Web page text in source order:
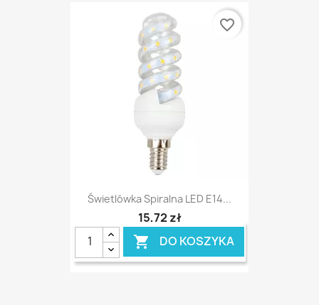
Świetlówka Spiralna LED E14...
15,72 zł
 DO KOSZYKA
favorite_border